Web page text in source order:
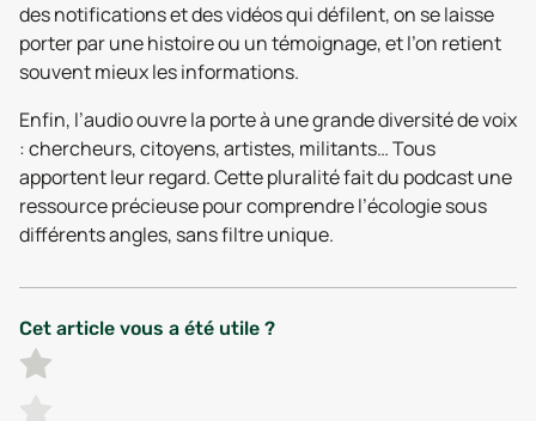
des notifications et des vidéos qui défilent, on se laisse
porter par une histoire ou un témoignage, et l’on retient
souvent mieux les informations.
Enfin, l’audio ouvre la porte à une grande diversité de voix
: chercheurs, citoyens, artistes, militants… Tous
apportent leur regard. Cette pluralité fait du podcast une
ressource précieuse pour comprendre l’écologie sous
différents angles, sans filtre unique.
Cet article vous a été utile ?